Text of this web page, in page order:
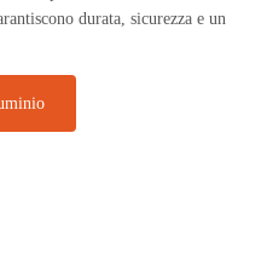
durata, sicurezza e un